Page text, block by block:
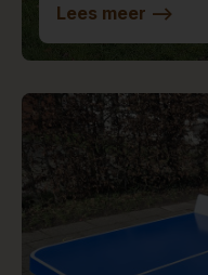
Lees meer -->